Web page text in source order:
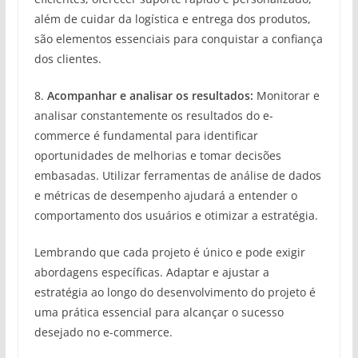
além de cuidar da logística e entrega dos produtos,
são elementos essenciais para conquistar a confiança
dos clientes.
8. Acompanhar e analisar os resultados: Monitorar e
analisar constantemente os resultados do e-
commerce é fundamental para identificar
oportunidades de melhorias e tomar decisões
embasadas. Utilizar ferramentas de análise de dados
e métricas de desempenho ajudará a entender o
comportamento dos usuários e otimizar a estratégia.
Lembrando que cada projeto é único e pode exigir
abordagens específicas. Adaptar e ajustar a
estratégia ao longo do desenvolvimento do projeto é
uma prática essencial para alcançar o sucesso
desejado no e-commerce.